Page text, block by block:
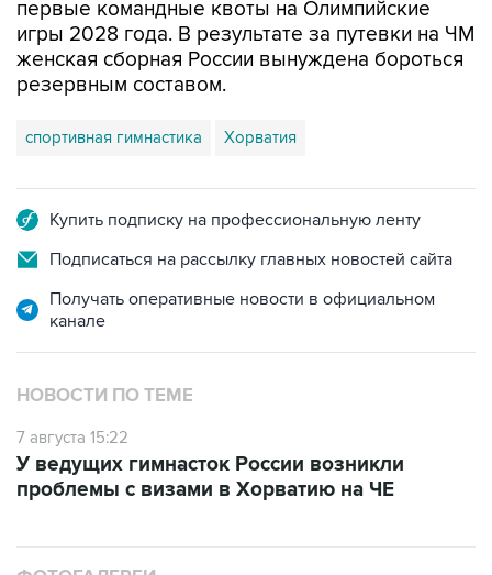
женская сборная России вынуждена бороться
резервным составом.
спортивная гимнастика Хорватия
Подписаться на рассылку главных новостей сайта
Получать оперативные новости в официальном
канале
НОВОСТИ ПО ТЕМЕ
7 августа 15:22
проблемы с визами в Хорватию на ЧЕ